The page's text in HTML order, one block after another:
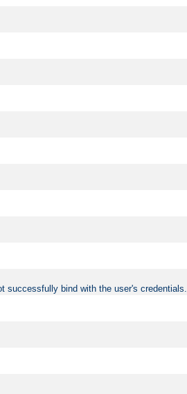
successfully bind with the user's credentials.